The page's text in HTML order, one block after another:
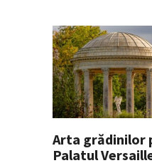
Arta grădinilor
Palatul